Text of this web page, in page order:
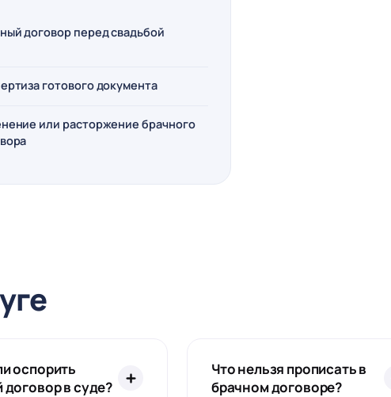
договор перед свадьбой
готового документа
или расторжение брачного
оспорить
в суде?
Что нельзя прописать в
брачном договоре?